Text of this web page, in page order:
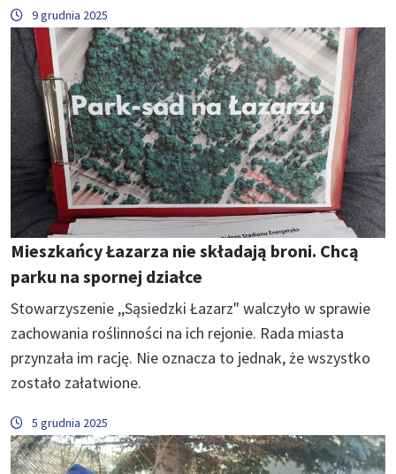
9 grudnia 2025
Mieszkańcy Łazarza nie składają broni. Chcą
parku na spornej działce
Stowarzyszenie ,,Sąsiedzki Łazarz" walczyło w sprawie
zachowania roślinności na ich rejonie. Rada miasta
przynzała im rację. Nie oznacza to jednak, że wszystko
zostało załatwione.
5 grudnia 2025